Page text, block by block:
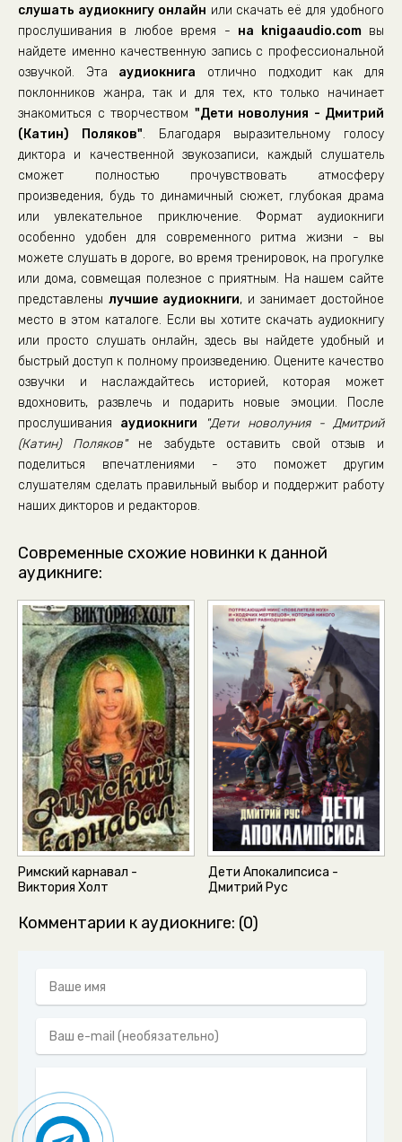
Дети новолуния- (24)
Дети новолуния- (25)
Дети новолуния- (26)
Дети новолуния- (27)
Дети новолуния- (28)
Дети новолуния- (29)
Дети новолуния- (30)
Дети новолуния- (31)
Дети новолуния- (32)
Дети новолуния- (33)
Дети новолуния- (34)
Дети новолуния- (35)
Дети новолуния- (36)
Дети новолуния- (37)
Дети новолуния- (38)
Дети новолуния- (39)
Дети новолуния- (40)
Дети новолуния- (43)
Дети новолуния- (44)
Дети новолуния- (45)
Дети новолуния- (46)
Дети новолуния- (47)
Дети новолуния- (48)
Дети новолуния- (49)
Дети новолуния- (50)
слушать аудиокнигу онлайн или скачать её для удобного
прослушивания в любое время - на knigaaudio.comвы
найдете именно качественную запись с профессиональной
озвучкой. Эта аудиокнига отлично подходит как для
поклонников жанра, так и для тех, кто только начинает
знакомиться с творчеством "Дети новолуния - Дмитрий
(Катин) Поляков". Благодаря выразительному голосу
диктора и качественной звукозаписи, каждый слушатель
сможет полностью прочувствовать атмосферу
произведения, будь то динамичный сюжет, глубокая драма
или увлекательное приключение. Формат аудиокниги
особенно удобен для современного ритма жизни - вы
можете слушать в дороге, во время тренировок, на прогулке
или дома, совмещая полезное с приятным. На нашем сайте
представлены лучшие аудиокниги, и занимает достойное
место в этом каталоге. Если вы хотите скачать аудиокнигу
или просто слушать онлайн, здесь вы найдете удобный и
быстрый доступ к полному произведению. Оцените качество
озвучки и наслаждайтесь историей, которая может
вдохновить, развлечь и подарить новые эмоции. После
прослушивания аудиокниги
"Дети новолуния - Дмитрий
(Катин) Поляков"не забудьте оставить свой отзыв и
поделиться впечатлениями - это поможет другим
слушателям сделать правильный выбор и поддержит работу
наших дикторов и редакторов.
Современные схожие новинки к данной
аудикниге:
Римский карнавал -
Виктория Холт
Дети Апокалипсиса -
Дмитрий Рус
Комментарии к аудиокниге: (0)